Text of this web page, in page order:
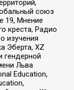
союз
19, Мнение
креста, Радио
изучения
Эберта, XZ
гендерной
Льва
Education,